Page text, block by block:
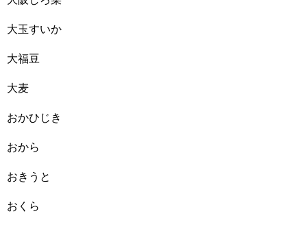
大玉すいか
大福豆
大麦
おかひじき
おから
おきうと
おくら